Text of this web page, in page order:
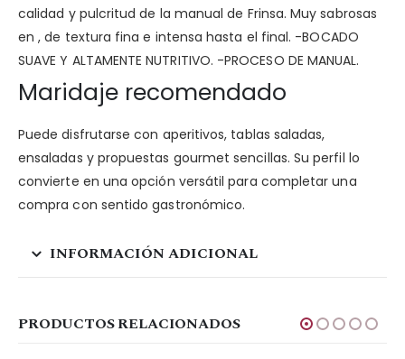
calidad y pulcritud de la manual de Frinsa. Muy sabrosas
en , de textura fina e intensa hasta el final. -BOCADO
SUAVE Y ALTAMENTE NUTRITIVO. -PROCESO DE MANUAL.
Maridaje recomendado
Puede disfrutarse con aperitivos, tablas saladas,
ensaladas y propuestas gourmet sencillas. Su perfil lo
convierte en una opción versátil para completar una
compra con sentido gastronómico.
INFORMACIÓN ADICIONAL
PRODUCTOS RELACIONADOS